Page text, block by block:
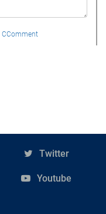
CComment
Twitter
Youtube